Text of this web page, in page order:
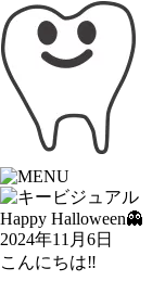
Happy Halloween👻
2024年11月6日
こんにちは‼︎